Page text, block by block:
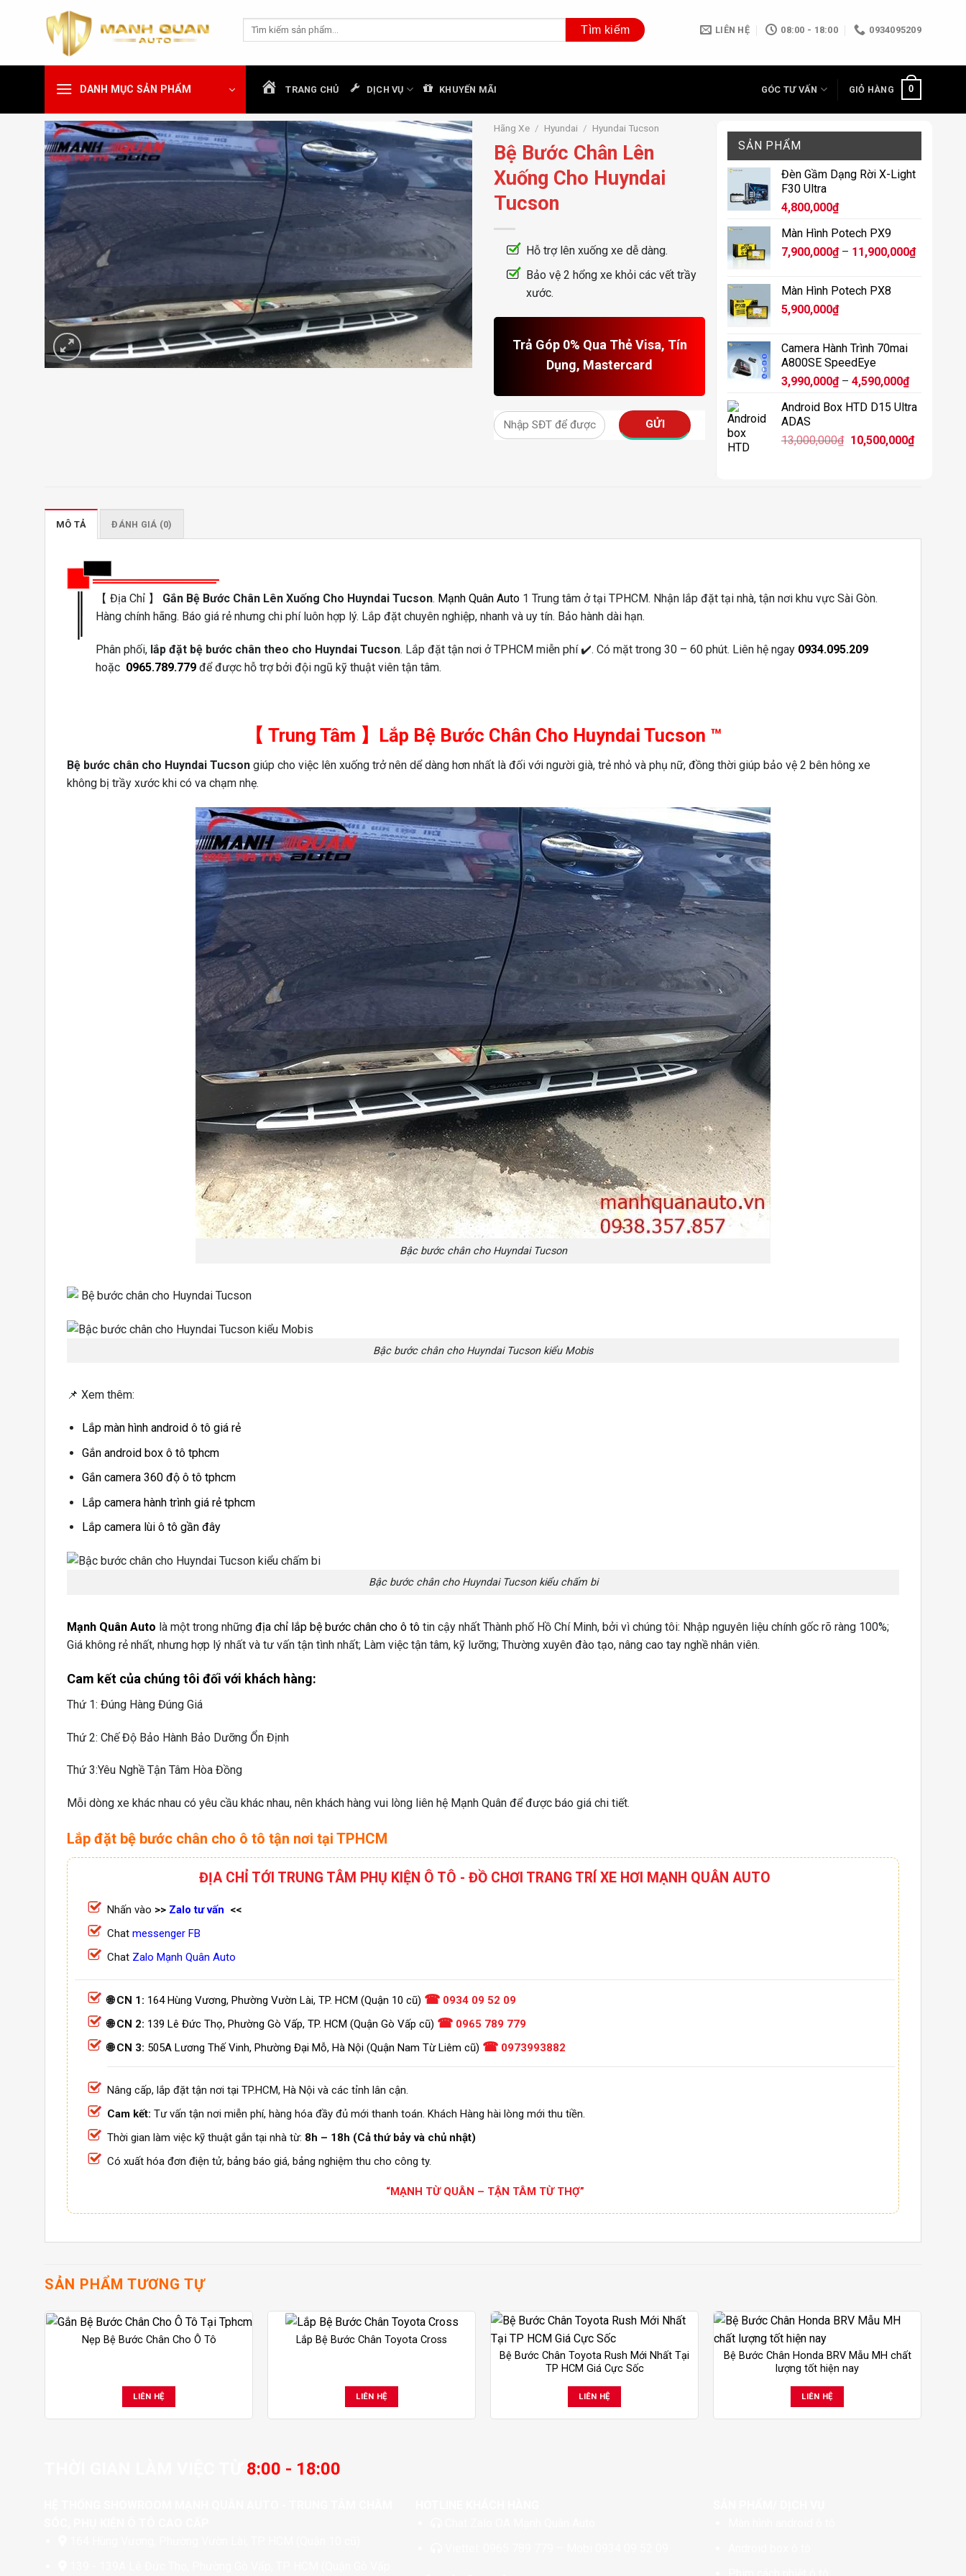
dung
Tìm
LIÊN HỆ 08:00 - 18:00 0934095209
DANH MỤC SẢN PHẨM TRANG CHỦ DỊCH VỤ KHUYẾN MÃI GÓC TƯ VẤN GIỎ HÀNG 0
Hãng Xe / Hyundai / Hyundai Tucson
Bệ Bước Chân Lên
Xuống Cho Huyndai
Tucson
Hỗ trợ lên xuống xe dễ dàng.
Bảo vệ 2 hổng xe khỏi các vết trầy
xước.
Trả Góp 0% Qua Thẻ Visa, Tín
Dụng, Mastercard
SẢN PHẨM
Đèn Gầm Dạng Rời X-Light
F30 Ultra
4,800,000₫
Màn Hình Potech PX9
7,900,000₫ – 11,900,000₫Khoảng
Màn Hình Potech PX8
5,900,000₫
Camera Hành Trình 70mai
A800SE SpeedEye
3,990,000₫ – 4,590,000₫Khoảng
từ
đến
Android Box HTD D15 Ultra
ADAS
13,000,000₫ Giá
10,500,000₫Giá
MÔ TẢ ĐÁNH GIÁ (0)
【 Địa Chỉ 】 Gắn Bệ Bước Chân Lên Xuống Cho Huyndai Tucson. Mạnh Quân Auto 1 Trung tâm ở tại TPHCM. Nhận lắp đặt tại nhà, tận nơi khu vực Sài Gòn.
Hàng chính hãng. Báo giá rẻ nhưng chi phí luôn hợp lý. Lắp đặt chuyên nghiệp, nhanh và uy tín. Bảo hành dài hạn.
Phân phối, lắp đặt bệ bước chân theo cho Huyndai Tucson. Lắp đặt tận nơi ở TPHCM miễn phí ✔️. Có mặt trong 30 – 60 phút. Liên hệ ngay 0934.095.209
hoặc 0965.789.779 để được hỗ trợ bởi đội ngũ kỹ thuật viên tận tâm.
【 Trung Tâm 】Lắp Bệ Bước Chân Cho Huyndai Tucson ™
Bệ bước chân cho Huyndai Tucson giúp cho việc lên xuống trở nên dể dàng hơn nhất là đối với người già, trẻ nhỏ và phụ nữ, đồng thời giúp bảo vệ 2 bên hông xe
không bị trầy xước khi có va chạm nhẹ.
Bậc bước chân cho Huyndai Tucson
Bậc bước chân cho Huyndai Tucson kiểu Mobis
📌 Xem thêm:
Lắp màn hình android ô tô giá rẻ
Gắn android box ô tô tphcm
Gắn camera 360 độ ô tô tphcm
Lắp camera hành trình giá rẻ tphcm
Lắp camera lùi ô tô gần đây
Bậc bước chân cho Huyndai Tucson kiểu chấm bi
Mạnh Quân Auto là một trong những địa chỉ lắp bệ bước chân cho ô tô tin cậy nhất Thành phố Hồ Chí Minh, bởi vì chúng tôi: Nhập nguyên liệu chính gốc rõ ràng 100%;
Giá không rẻ nhất, nhưng hợp lý nhất và tư vấn tận tình nhất; Làm việc tận tâm, kỹ lưỡng; Thường xuyên đào tạo, nâng cao tay nghề nhân viên.
Cam kết của chúng tôi đối với khách hàng:
Thứ 1: Đúng Hàng Đúng Giá
Thứ 2: Chế Độ Bảo Hành Bảo Dưỡng Ổn Định
Thứ 3:Yêu Nghề Tận Tâm Hòa Đồng
Mỗi dòng xe khác nhau có yêu cầu khác nhau, nên khách hàng vui lòng liên hệ Mạnh Quân để được báo giá chi tiết.
Lắp đặt bệ bước chân cho ô tô tận nơi tại TPHCM
ĐỊA CHỈ TỚI TRUNG TÂM PHỤ KIỆN Ô TÔ - ĐỒ CHƠI TRANG TRÍ XE HƠI MẠNH QUÂN AUTO
Nhấn vào >> Zalo tư vấn <<
Chat messenger FB
Chat Zalo Mạnh Quân Auto
🌐 CN 1: 164 Hùng Vương, Phường Vườn Lài, TP. HCM (Quận 10 cũ) ☎ 0934 09 52 09
🌐 CN 2: 139 Lê Đức Thọ, Phường Gò Vấp, TP. HCM (Quận Gò Vấp cũ) ☎ 0965 789 779
🌐 CN 3: 505A Lương Thế Vinh, Phường Đại Mỗ, Hà Nội (Quận Nam Từ Liêm cũ) ☎ 0973993882
Nâng cấp, lắp đặt tận nơi tại TP.HCM, Hà Nội và các tỉnh lân cận.
Cam kết: Tư vấn tận nơi miễn phí, hàng hóa đầy đủ mới thanh toán. Khách Hàng hài lòng mới thu tiền.
Thời gian làm việc kỹ thuật gắn tại nhà từ: 8h – 18h (Cả thứ bảy và chủ nhật)
Có xuất hóa đơn điện tử, bảng báo giá, bảng nghiệm thu cho công ty.
“MẠNH TỪ QUÂN – TẬN TÂM TỪ THỢ”
SẢN PHẨM TƯƠNG TỰ
Nẹp Bệ Bước Chân Cho Ô Tô
LIÊN HỆ
Lắp Bệ Bước Chân Toyota Cross
LIÊN HỆ
Bệ Bước Chân Toyota Rush Mới Nhất Tại
TP HCM Giá Cực Sốc
LIÊN HỆ
Bệ Bước Chân Honda BRV Mẫu MH chất
lượng tốt hiện nay
LIÊN HỆ
8:00 - 18:00